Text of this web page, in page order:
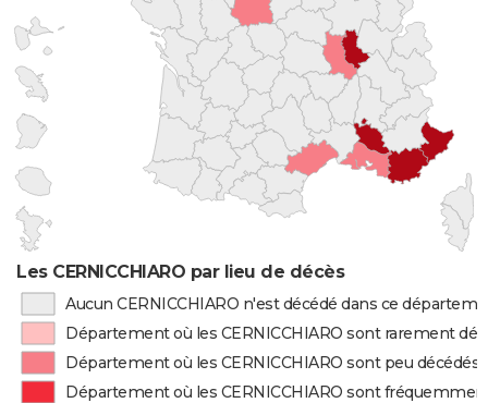
Les CERNICCHIARO par lieu de décès
Aucun CERNICCHIARO n'est décédé dans ce
Département où les CERNICCHIARO sont rarement
Département où les CERNICCHIARO sont peu décédés
Département où les CERNICCHIARO sont